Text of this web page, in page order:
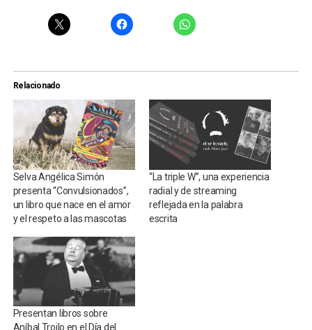
Relacionado
Selva Angélica Simón
presenta “Convulsionados”,
un libro que nace en el amor
y el respeto a las mascotas
“La triple W”, una experiencia
radial y de streaming
reflejada en la palabra
escrita
Presentan libros sobre
Aníbal Troilo en el Día del